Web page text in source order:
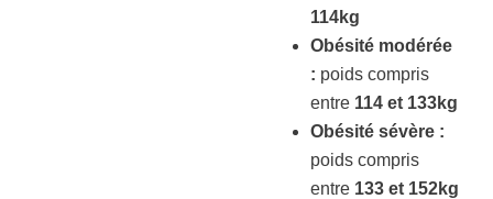
114kg
Obésité modérée
: poids compris
entre 114 et 133kg
Obésité sévère :
poids compris
entre 133 et 152kg